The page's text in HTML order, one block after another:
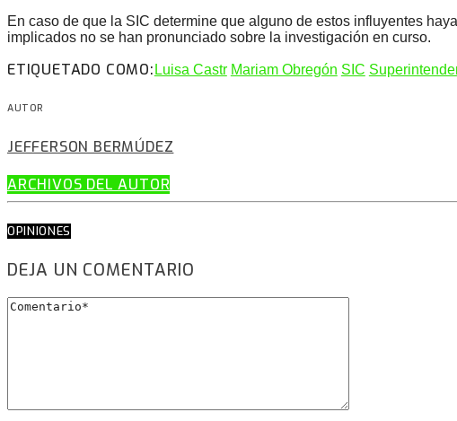
En caso de que la SIC determine que alguno de estos influyentes
implicados no se han pronunciado sobre la investigación en curso.
ETIQUETADO COMO: Luisa Castr Mariam Obregón SIC
AUTOR
JEFFERSON BERMÚDEZ
ARCHIVOS DEL AUTOR
OPINIONES
DEJA UN COMENTARIO